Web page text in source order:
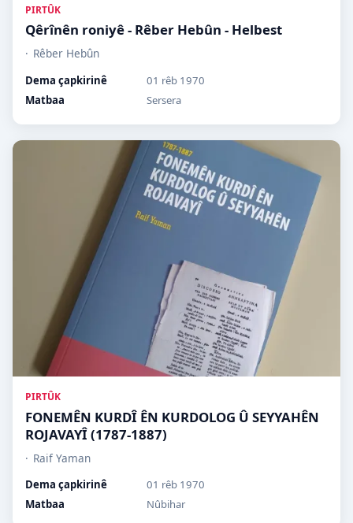
PIRTÛK
Qêrînên roniyê - Rêber Hebûn - Helbest
Rêber Hebûn
Dema çapkirinê
01 rêb 1970
Matbaa
Sersera
PIRTÛK
FONEMÊN KURDÎ ÊN KURDOLOG Û SEYYAHÊN
ROJAVAYÎ (1787-1887)
Raif Yaman
Dema çapkirinê
01 rêb 1970
Matbaa
Nûbihar